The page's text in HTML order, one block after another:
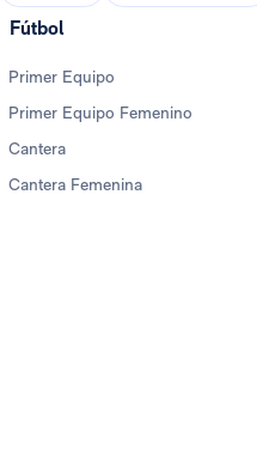
Fútbol
Primer Equipo
Primer Equipo Femenino
Cantera
Cantera Femenina